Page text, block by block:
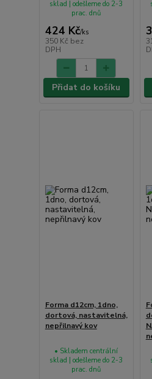
424 Kč/ks
350 Kč bez
DPH
sklad | odešleme do 2-3
prac. dnů
Přidat do košíku
Forma d12cm, 1dno,
dortová, nastavitelná,
nepřilnavý kov
• Skladem centrální
sklad | odešleme do 2-3
prac. dnů